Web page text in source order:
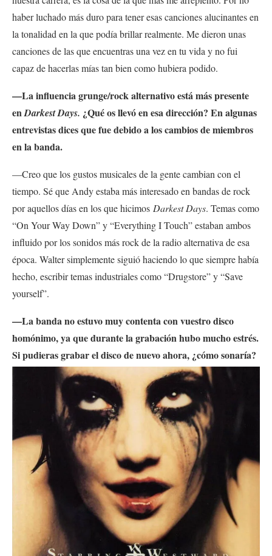
haber luchado más duro para tener esas canciones alucinantes en
la tonalidad en la que podía brillar realmente. Me dieron unas
canciones de las que encuentras una vez en tu vida y no fui
capaz de hacerlas mías tan bien como hubiera podido.
—La influencia grunge/rock alternativo está más presente
enDarkest Days. ¿Qué os llevó en esa dirección? En algunas
entrevistas dices que fue debido a los cambios de miembros
en la banda.
—Creo que los gustos musicales de la gente cambian con el
tiempo. Sé que Andy estaba más interesado en bandas de rock
por aquellos días en los que hicimos Darkest Days. Temas como
“On Your Way Down” y “Everything I Touch” estaban ambos
influido por los sonidos más rock de la radio alternativa de esa
época. Walter simplemente siguió haciendo lo que siempre había
hecho, escribir temas industriales como “Drugstore” y “Save
yourself”.
—La banda no estuvo muy contenta con vuestro disco
homónimo, ya que durante la grabación hubo mucho estrés.
Si pudieras grabar el disco de nuevo ahora, ¿cómo sonaría?